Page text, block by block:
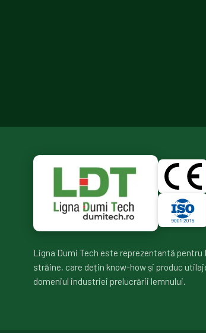
Ligna Dumi Tech este reprezentantă
străine, care dețin know-how și produc
domeniul industriei prelucrării lemnului.